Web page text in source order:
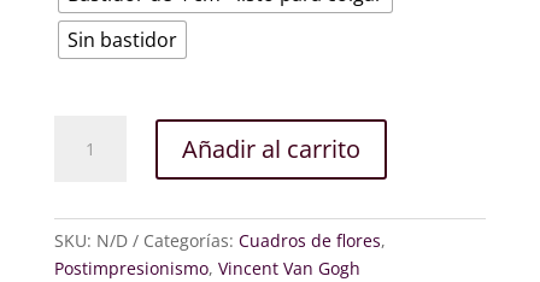
Sin bastidor
cantidad
Añadir al carrito
SKU: N/D Categorías: Cuadros de flores,
Postimpresionismo, Vincent Van Gogh